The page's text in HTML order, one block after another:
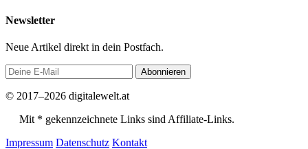
Newsletter
Neue Artikel direkt in dein Postfach.
Abonnieren
© 2017–2026 digitalewelt.at
Mit * gekennzeichnete Links sind Affiliate-Links.
Impressum Datenschutz Kontakt